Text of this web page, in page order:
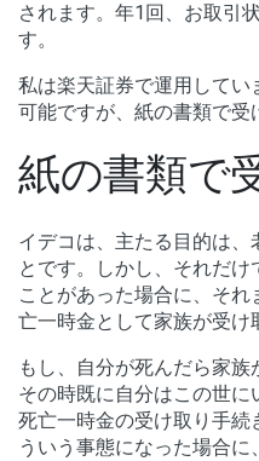
されます。年1回、お取引
す。
私は楽天証券で運用してい
可能ですが、紙の書類で受
紙の書類で
イデコは、主たる目的は、
とです。しかし、それだ
ことがあった場合に、そ
亡一時金として家族が受け
もし、自分が死んだら家族
その時既に自分はこの世
死亡一時金の受け取り手
ういう事態になった場合